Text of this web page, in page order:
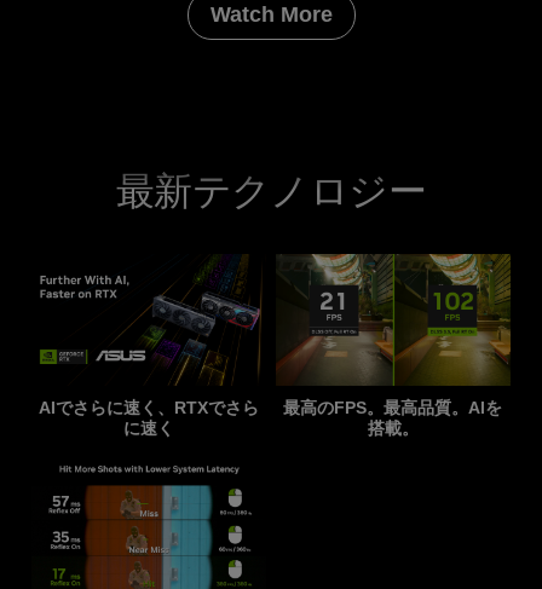
Watch More
最新テクノロジー
AIでさらに速く、RTXでさら
に速く
最高のFPS。最高品質。AIを
搭載。